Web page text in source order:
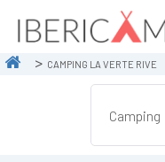
CAMPING LA VERTE RIVE